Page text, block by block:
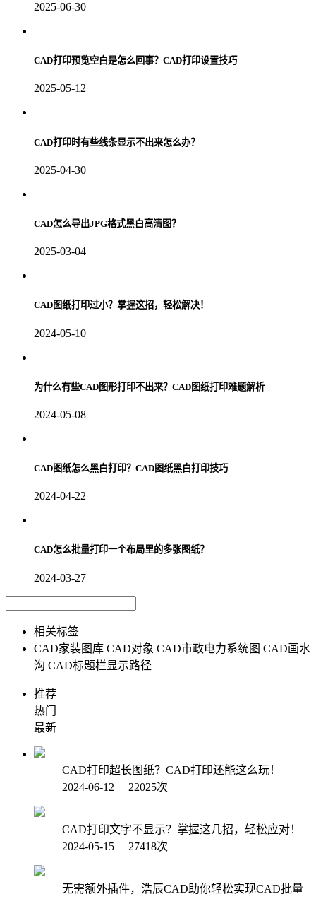
2025-06-30
CAD打印预览空白是怎么回事？CAD打印设置技巧
2025-05-12
CAD打印时有些线条显示不出来怎么办？
2025-04-30
CAD怎么导出JPG格式黑白高清图？
2025-03-04
CAD图纸打印过小？掌握这招，轻松解决！
2024-05-10
为什么有些CAD图形打印不出来？CAD图纸打印难题解析
2024-05-08
CAD图纸怎么黑白打印？CAD图纸黑白打印技巧
2024-04-22
CAD怎么批量打印一个布局里的多张图纸？
2024-03-27
相关标签
CAD家装图库 CAD对象 CAD市政电力系统图 CAD画水
沟 CAD标题栏显示路径
推荐
热门
最新
CAD打印超长图纸？CAD打印还能这么玩！
2024-06-12 22025次
CAD打印文字不显示？掌握这几招，轻松应对！
2024-05-15 27418次
无需额外插件，浩辰CAD助你轻松实现CAD批量